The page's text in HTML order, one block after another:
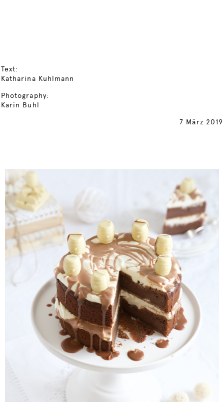
Text:
Katharina Kuhlmann
Photography:
Karin Buhl
7 März 2019